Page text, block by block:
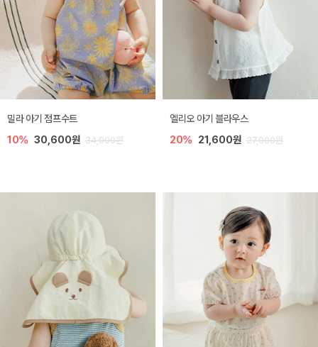
밀라 아기 점프수트
10% 30,600원 34,000원
엘리오 아기 블라우스
20% 21,600원 27,000원